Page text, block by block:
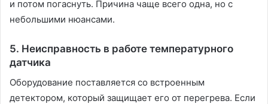
и потом погаснуть. Причина чаще всего одна, но с
небольшими нюансами.
5. Неисправность в работе температурного
датчика
Оборудование поставляется со встроенным
детектором, который защищает его от перегрева. Если